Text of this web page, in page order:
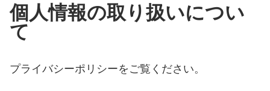
個人情報の取り扱いについ
て
プライバシーポリシーをご覧ください。